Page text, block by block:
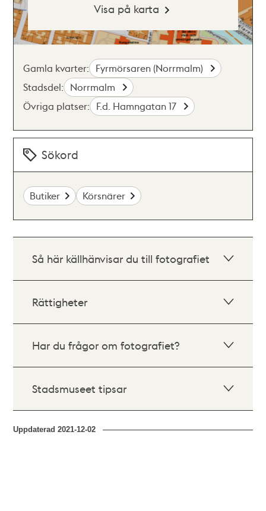
Visa på karta
Gamla kvarter: Fyrmörsaren (Norrmalm)
Stadsdel: Norrmalm
Övriga platser: F.d. Hamngatan 17
Sökord
Butiker Körsnärer
Så här källhänvisar du till fotografiet
Rättigheter
Har du frågor om fotografiet?
Stadsmuseet tipsar
Uppdaterad2021-12-02